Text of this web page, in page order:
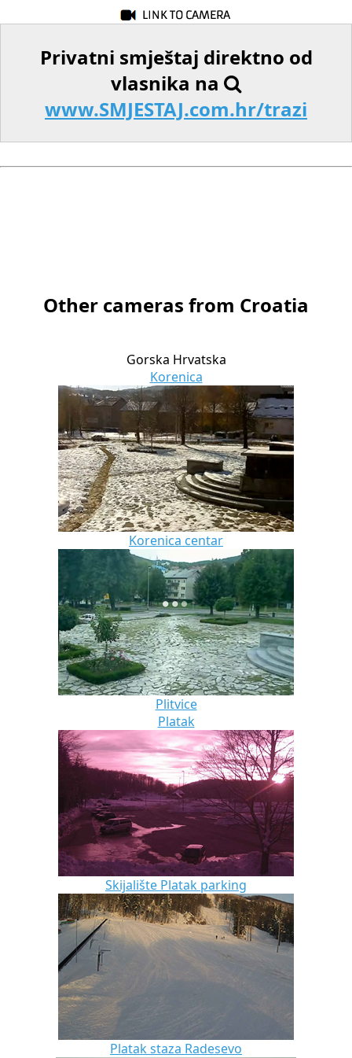
Privatni smještaj direktno od
vlasnika na
www.SMJESTAJ.com.hr/trazi
Other cameras from Croatia
Gorska Hrvatska
Korenica
Korenica centar
Plitvice
Platak
Skijalište Platak parking
Platak staza Radesevo